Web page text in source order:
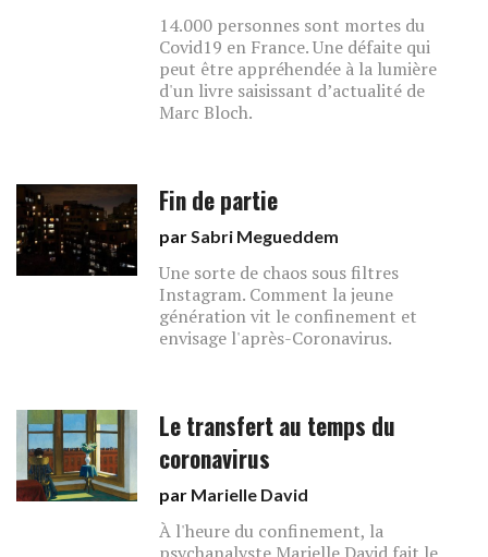
14.000 personnes sont mortes du
Covid19 en France. Une défaite qui
peut être appréhendée à la lumière
d'un livre saisissant d’actualité de
Marc Bloch.
Fin de partie
parSabri Megueddem
Une sorte de chaos sous filtres
Instagram. Comment la jeune
génération vit le confinement et
envisage l'après-Coronavirus.
Le transfert au temps du
coronavirus
par Marielle David
À l'heure du confinement, la